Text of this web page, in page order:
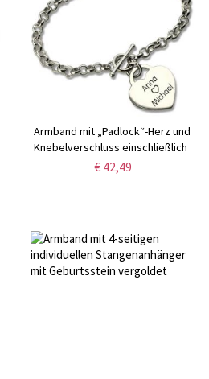
Armband mit „Padlock“-Herz und
Knebelverschluss einschließlich
kostenloser filigraner
€ 42,49